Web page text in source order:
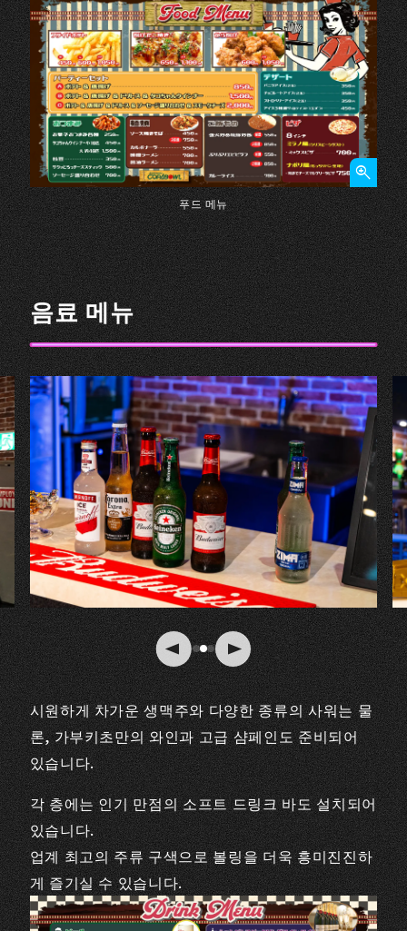
푸드 메뉴
음료 메뉴
시원하게 차가운 생맥주와 다양한 종류의 사워는 물
론, 가부키초만의 와인과 고급 샴페인도 준비되어
있습니다.
각 층에는 인기 만점의 소프트 드링크 바도 설치되어
있습니다.
업계 최고의 주류 구색으로 볼링을 더욱 흥미진진하
게 즐기실 수 있습니다.